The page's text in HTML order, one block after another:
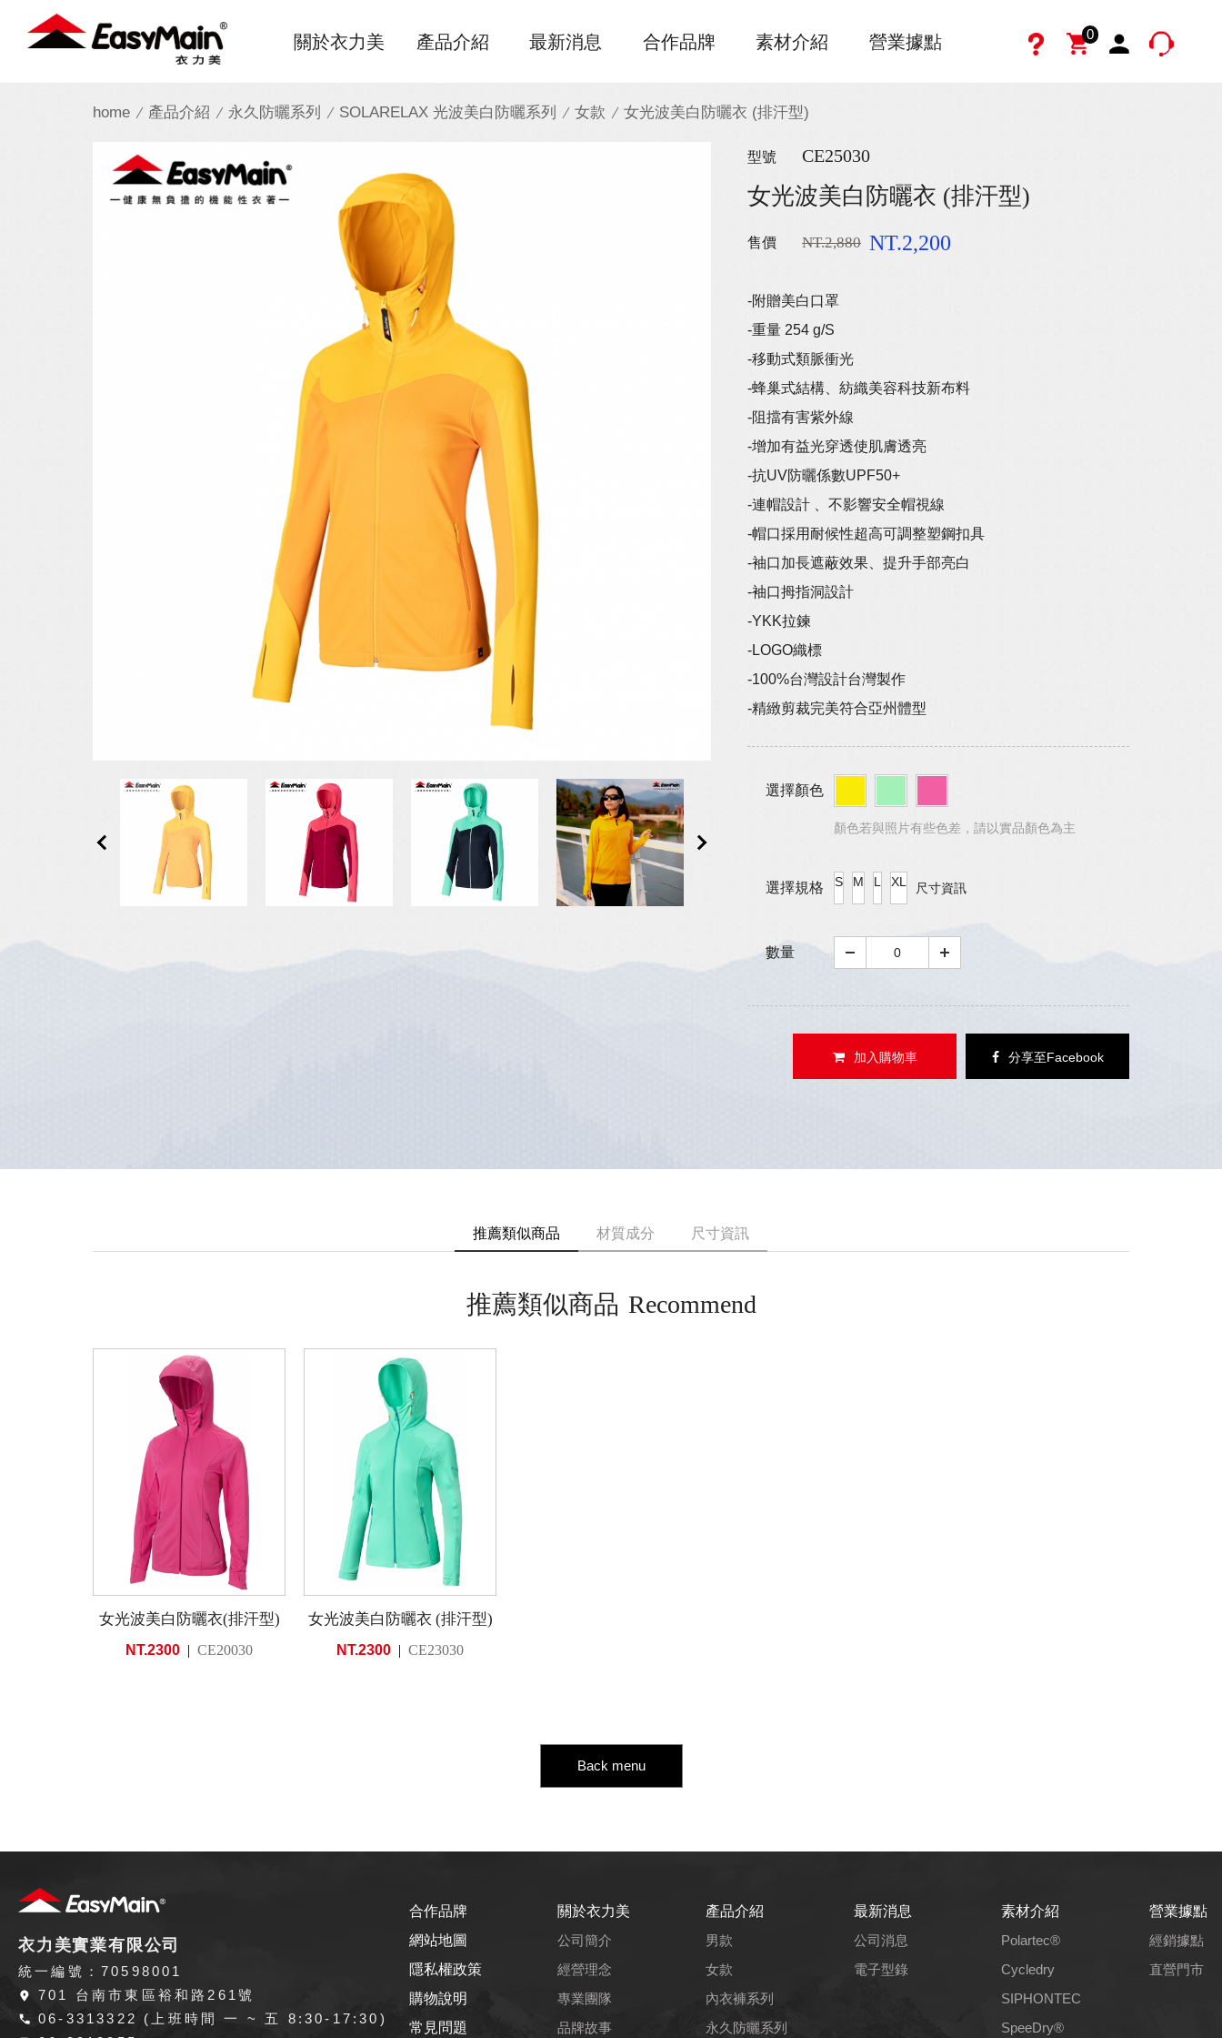
力
0
關於衣力美 產品介紹 最新消息 合作品牌 素材介紹 營業據點
home 產品介紹 永久防曬系列 SOLARELAX 光波美白防曬系列 女款 女光波美白防曬衣 (排汗型)
型號 CE25030
女光波美白防曬衣 (排汗型)
售價 NT.2,880 NT.2,200
-附贈美白口罩
-重量 254 g/S
-移動式類脈衝光
-蜂巢式結構、紡織美容科技新布料
-阻擋有害紫外線
-增加有益光穿透使肌膚透亮
-抗UV防曬係數UPF50+
-連帽設計 、不影響安全帽視線
-帽口採用耐候性超高可調整塑鋼扣具
-袖口加長遮蔽效果、提升手部亮白
-袖口拇指洞設計
-YKK拉鍊
-LOGO織標
-100%台灣設計台灣製作
-精緻剪裁完美符合亞州體型
選擇顏色
顏色若與照片有些色差，請以實品顏色為主
選擇規格 S M L XL 尺寸資訊
數量
加入購物車 分享至Facebook
推薦類似商品 材質成分 尺寸資訊
推薦類似商品 Recommend
女光波美白防曬衣(排汗型)
NT.2300 CE20030
女光波美白防曬衣 (排汗型)
NT.2300 CE23030
Back menu
衣力美實業有限公司
統一編號：70598001
701 台南市東區裕和路261號
06-3313322 (上班時間 一 ~ 五 8:30-17:30)
合作品牌
網站地圖
隱私權政策
購物說明
常見問題
關於衣力美
公司簡介
經營理念
專業團隊
品牌故事
產品介紹
男款
女款
內衣褲系列
永久防曬系列
最新消息
公司消息
電子型錄
素材介紹
Polartec®
Cycledry
SIPHONTEC
SpeeDry®
營業據點
經銷據點
直營門市